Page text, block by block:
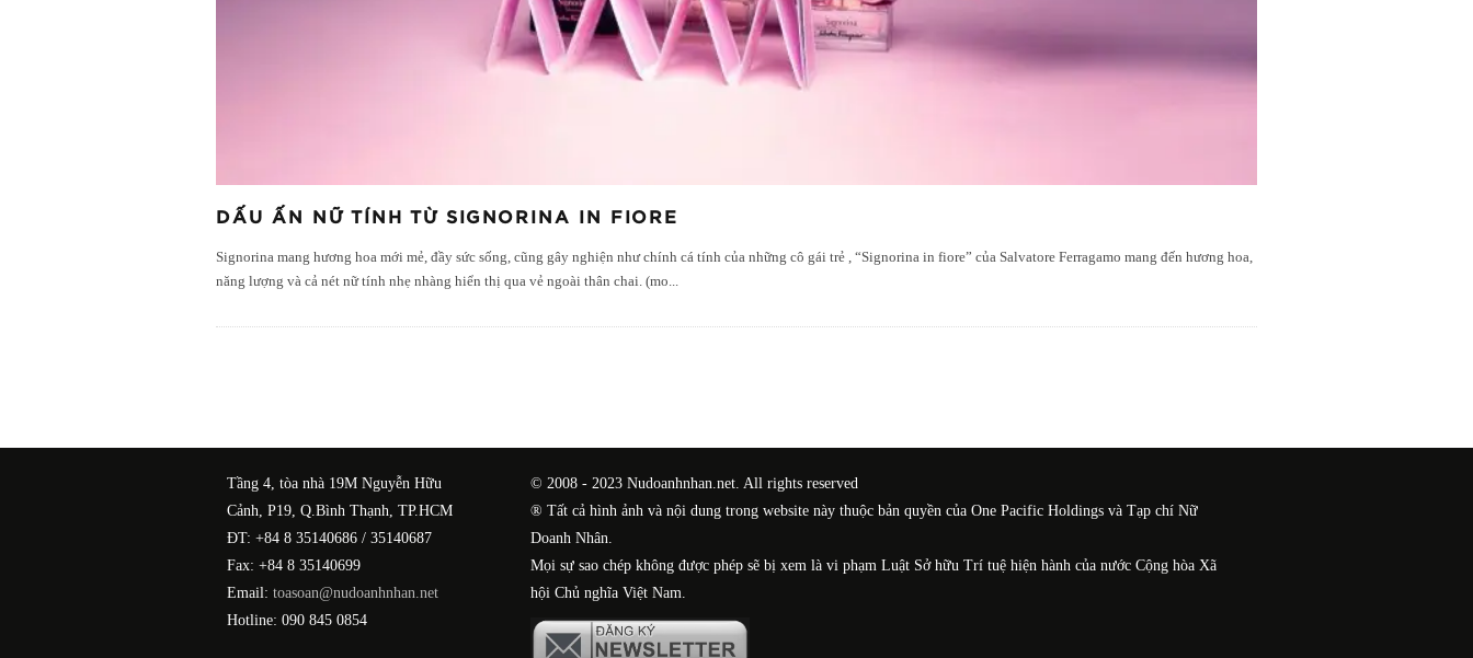
DẤU ẤN NỮ TÍNH TỪ SIGNORINA IN FIORE
Signorina mang hương hoa mới mẻ, đầy sức sống, cũng gây nghiện như chính cá tính của những cô gái trẻ , “Signorina in fiore” của Salvatore Ferragamo mang đến hương hoa,
năng lượng và cả nét nữ tính nhẹ nhàng hiển thị qua vẻ ngoài thân chai. (mo...
Tầng 4, tòa nhà 19M Nguyễn Hữu
Cảnh, P19, Q.Bình Thạnh, TP.HCM
ĐT: +84 8 35140686 / 35140687
Fax: +84 8 35140699
Email: toasoan@nudoanhnhan.net
Hotline: 090 845 0854
© 2008 - 2023 Nudoanhnhan.net. All rights reserved
® Tất cả hình ảnh và nội dung trong website này thuộc bản quyền của One Pacific Holdings và Tạp chí Nữ
Doanh Nhân.
Mọi sự sao chép không được phép sẽ bị xem là vi phạm Luật Sở hữu Trí tuệ hiện hành của nước Cộng hòa Xã
hội Chủ nghĩa Việt Nam.